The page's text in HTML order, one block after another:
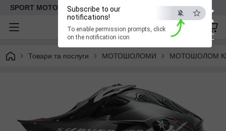
×
ESC
Subscribe to our
notifications!
To enable permission prompts, click
on the notification icon
SPORT MOTO | Інтернет-магазин мототоварів
Товари та послуги МОТОШОЛОМИ МОТОШОЛОМ